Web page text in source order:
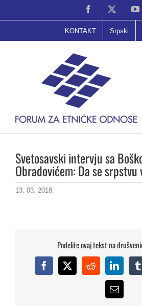
Facebook
KONTAKT Srpski
Svetosavski intervju sa
Obradovićem: Da se
13. 03. 2018.
Podelite ovaj tekst na
Facebook
X RedditLinkedIn
Email